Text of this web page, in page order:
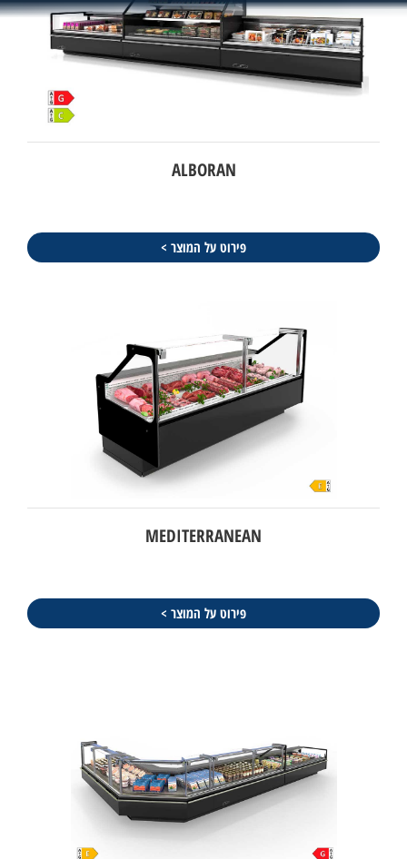
ALBORAN
פירוט על המוצר >
MEDITERRANEAN
פירוט על המוצר >